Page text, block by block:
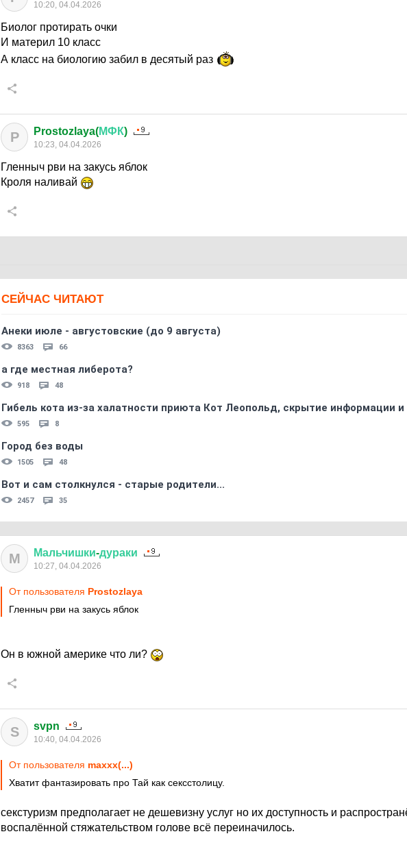
10:20, 04.04.2026
Биолог протирать очки
И материл 10 класс
А класс на биологию забил в десятый раз
P Prostozlaya(МФК)
10:23, 04.04.2026
Гленныч рви на закусь яблок
Кроля наливай
СЕЙЧАС ЧИТАЮТ
Анеки июле - августовские (до 9 августа)
8363 66
а где местная либерота?
918 48
Гибель кота из-за халатности приюта Кот Леопольд, скрытиe информации
595 8
Город без воды
1505 48
Вот и сам столкнулся - старые родители...
2457 35
М Мальчишки-дураки
10:27, 04.04.2026
От пользователя Prostozlaya
Гленныч рви на закусь яблок
Он в южной америке что ли?
S svpn
10:40, 04.04.2026
От пользователя maxxx(...)
Хватит фантазировать про Тай как сексстолицу.
секстуризм предполагает не дешевизну услуг но их доступность и
воспалённой стяжательством голове всё переиначилось.